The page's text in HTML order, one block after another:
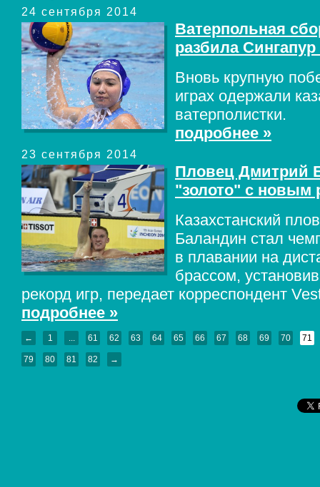
24 сентября 2014
Ватерпольная
разбила
Вновь крупную
играх одержали
ватерполистки.
подробнее »
23 сентября 2014
Пловец Дмитрий
"золото" с новым
Казахстанский
Баландин стал
в плавании на
брассом,
рекорд игр, передает корреспондент
подробнее »
← 1 ... 61 62 63 64 65 66 67 68 69 70 71
79 80 81 82 →